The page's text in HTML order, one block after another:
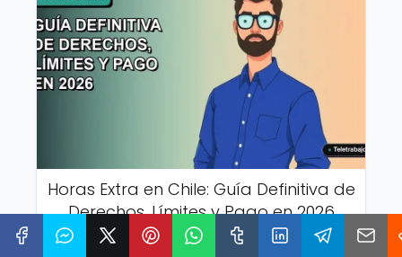
Horas Extra en Chile: Guía Definitiva de
Derechos, Límites y Pago en 2026